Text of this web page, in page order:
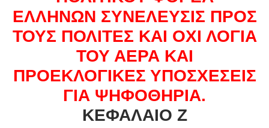
ΕΛΛΗΝΩΝ ΣΥΝΕΛΕΥΣΙΣ ΠΡΟΣ
ΤΟΥΣ ΠΟΛΙΤΕΣ ΚΑΙ ΟΧΙ ΛΟΓΙΑ
ΤΟΥ ΑΕΡΑ ΚΑΙ
ΠΡΟΕΚΛΟΓΙΚΕΣ ΥΠΟΣΧΕΣΕΙΣ
ΓΙΑ ΨΗΦΟΘΗΡΙΑ.
ΚΕΦΑΛΑΙΟ Ζ